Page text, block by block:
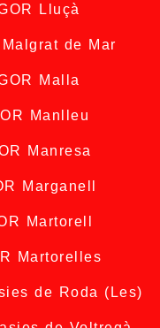
Lluçà
de Mar
Malla
Manlleu
Manresa
Marganell
Martorell
Martorelles
de Roda (Les)